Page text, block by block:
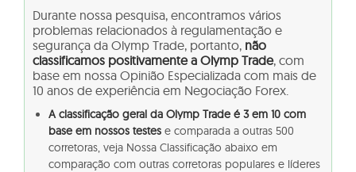
Durante nossa pesquisa, encontramos vários
problemas relacionados à regulamentação e
segurança da Olymp Trade, portanto, não
classificamos positivamente a Olymp Trade, com
base em nossa Opinião Especializada com mais de
10 anos de experiência em Negociação Forex.
A classificação geral da Olymp Trade é 3 em 10 com
base em nossos testes e comparada a outras 500
corretoras, veja Nossa Classificação abaixo em
comparação com outras corretoras populares e líderes